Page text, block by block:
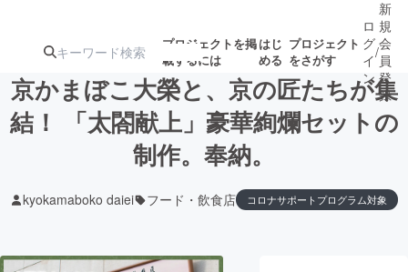
プロジェクトを掲
載するには
はじ
める
プロジェクト
をさがす
注目の新着プロ募集終了が近いプ
ロ
グ
イ
ン
/
新
規
会
員
登
録
京かまぼこ大榮と、京の匠たちが集
結！ 「太閤献上」豪華絢爛セットの
制作。奉納。
kyokamaboko daiei フード・飲食店 コロナサポートプログラム対象